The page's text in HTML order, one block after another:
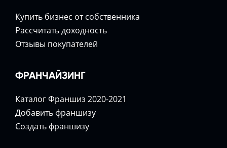
Купить бизнес от собственника
Расcчитать доходность
Отзывы покупателей
ФРАНЧАЙЗИНГ
Каталог Франшиз 2020-2021
Добавить франшизу
Создать франшизу